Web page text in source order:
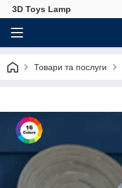
3D Toys Lamp
Товари та послуги